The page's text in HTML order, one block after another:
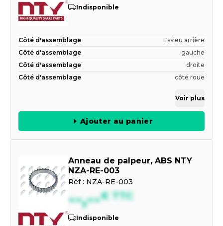
Indisponible
Côté d'assemblage
Essieu arrière
Côté d'assemblage
gauche
Côté d'assemblage
droite
Côté d'assemblage
côté roue
Voir plus
Ajouter au panier
Anneau de palpeur, ABS NTY
NZA-RE-003
Réf : NZA-RE-003
--,--€ TTC
Indisponible